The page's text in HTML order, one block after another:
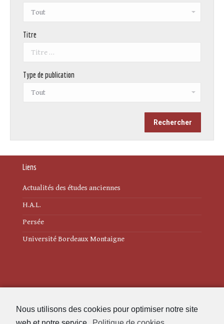
Nous utilisons des cookies pour optimiser notre site
Titre
Type de publication
Liens
Actualités des études anciennes
H.A.L.
Persée
Université Bordeaux Montaigne
Politique de cookies (UE)